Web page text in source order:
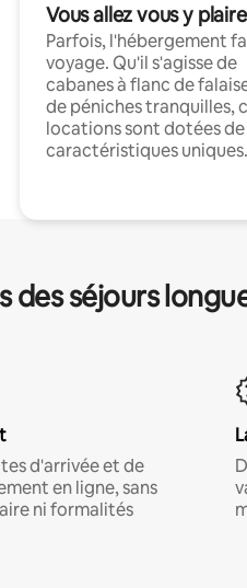
Vous allez vous y plaire
Parfois, l'hébergement
voyage. Qu'il s'agisse de
cabanes à flanc de
de péniches tranquilles,
locations sont dotées de
caractéristiques uniques.
des séjours
d'arrivée et de
en ligne, sans
ni formalités